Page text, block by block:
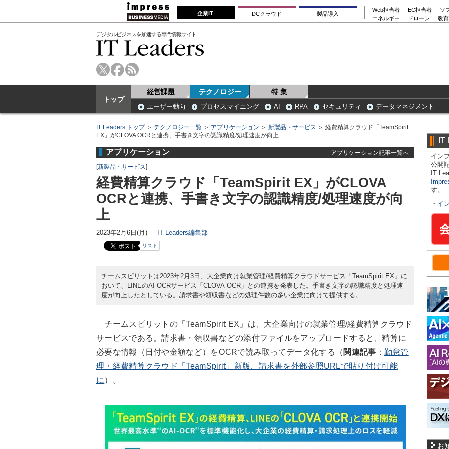
企業IT DCクラウド 製品導入
Web担当者 EC担当者
ソ
エネルギー
ドローン 教
デジタルビジネスを加速する専門情報サイト
トップ
経営課題 テクノロジー 特 集
ユーザー動向 プロセスマイニング AI RPA セキュリティ データマネジメント
IT Leaders トップ＞ テクノロジー一覧 ＞ アプリケーション ＞ 新製品・サービス ＞ 経費精算クラウド「TeamSpirit
EX」がCLOVA OCRと連携、手書き文字の認識精度/処理速度が向上
アプリケーション
アプリケーション記事一覧へ
[新製品・サービス]
経費精算クラウド「TeamSpirit EX」がCLOVA
OCRと連携、手書き文字の認識精度/処理速度が向
上
2023年2月6日(月) IT Leaders編集部
リスト
チームスピリットは2023年2月3日、大企業向け就業管理/経費精算クラウドサービス「TeamSpirit EX」に
おいて、LINEのAI-OCRサービス「CLOVA OCR」との連携を発表した。手書き文字の認識精度と処理速
度が向上したとしている。請求書や領収書などの処理件数の多い企業に向けて提供する。
チームスピリットの「TeamSpirit EX」は、大企業向けの就業管理/経費精算クラウド
サービスである。請求書・領収書などの添付ファイルをアップロードすると、精算に
必要な情報（日付や金額など）をOCRで読み取ってデータ化する（ 関連記事 ： 勤怠管
理・経費精算クラウド「TeamSpirit」新版、請求書を外部参照URLで貼り付け可能
に ）。
IT
イン
公開
IT
す。
・ イ
お